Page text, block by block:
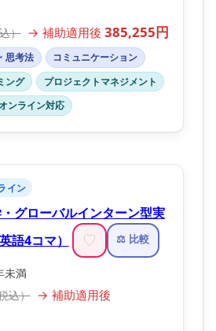
） → 補助適用後 385,255円
思考法
コミュニケーション
ング
プロジェクトマネジメント
ンライン対応
イン
グローバルインターン型実
語4コマ）
♡ ⚖️ 比較
未満
込） → 補助適用後